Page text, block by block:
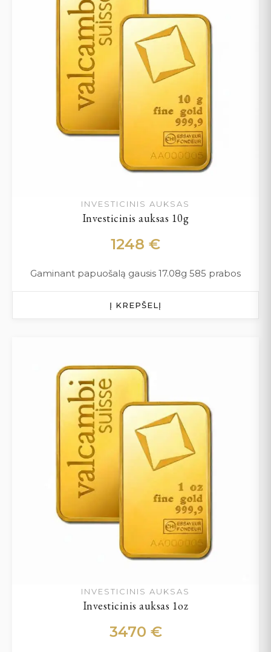
INVESTICINIS AUKSAS
Investicinis auksas 10g
1248 €
Gaminant papuošalą gausis 17.08g 585 prabos
Į KREPŠELĮ
INVESTICINIS AUKSAS
Investicinis auksas 1oz
3470 €